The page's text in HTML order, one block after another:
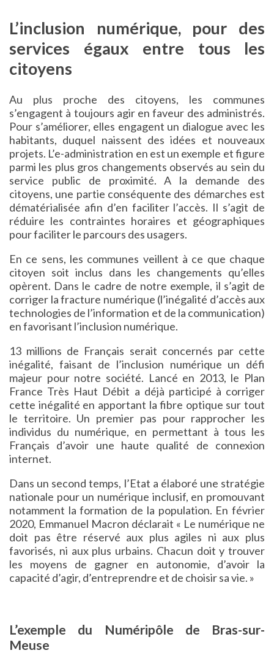
L’inclusion numérique, pour des
services égaux entre tous les
citoyens
Au plus proche des citoyens, les communes
s’engagent à toujours agir en faveur des administrés.
Pour s’améliorer, elles engagent un dialogue avec les
habitants, duquel naissent des idées et nouveaux
projets. L’e-administration en est un exemple et figure
parmi les plus gros changements observés au sein du
service public de proximité. A la demande des
citoyens, une partie conséquente des démarches est
dématérialisée afin d’en faciliter l’accès. Il s’agit de
réduire les contraintes horaires et géographiques
pour faciliter le parcours des usagers.
En ce sens, les communes veillent à ce que chaque
citoyen soit inclus dans les changements qu’elles
opèrent. Dans le cadre de notre exemple, il s’agit de
corriger la fracture numérique (l’inégalité d’accès aux
technologies de l’information et de la communication)
en favorisant l’inclusion numérique.
13 millions de Français serait concernés par cette
inégalité, faisant de l’inclusion numérique un défi
majeur pour notre société. Lancé en 2013, le Plan
France Très Haut Débit a déjà participé à corriger
cette inégalité en apportant la fibre optique sur tout
le territoire. Un premier pas pour rapprocher les
individus du numérique, en permettant à tous les
Français d’avoir une haute qualité de connexion
internet.
Dans un second temps, l’Etat a élaboré une stratégie
nationale pour un numérique inclusif, en promouvant
notamment la formation de la population. En février
2020, Emmanuel Macron déclarait « Le numérique ne
doit pas être réservé aux plus agiles ni aux plus
favorisés, ni aux plus urbains. Chacun doit y trouver
les moyens de gagner en autonomie, d’avoir la
capacité d’agir, d’entreprendre et de choisir sa vie. »
L’exemple du Numéripôle de Bras-sur-
Meuse